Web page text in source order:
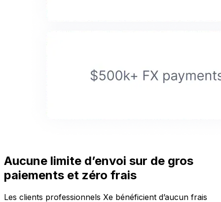
Aucune limite d’envoi sur de gros
paiements et zéro frais
Les clients professionnels Xe bénéficient d’aucun frais